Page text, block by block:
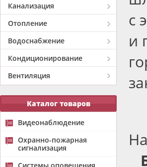
Канализация
Отопление
Водоснабжение
Кондиционирование
Вентиляция
Каталог товаров
Видеонаблюдение
Охранно-пожарная
сигнализация
с
и